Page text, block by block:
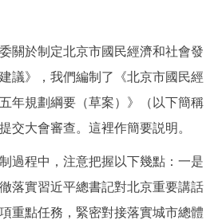
於制定北京市國民經濟和社會發
議》，我們編制了《北京市國民經
年規劃綱要（草案）》（以下簡稱
交大會審查。這裡作簡要説明。
程中，注意把握以下幾點：一是
落實習近平總書記對北京重要講話
重點任務，緊密對接落實城市總體